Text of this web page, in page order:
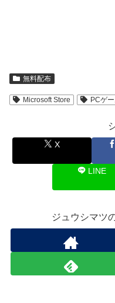
無料配布
Microsoft Store PCゲ
X
LINE
ジュウシマツ